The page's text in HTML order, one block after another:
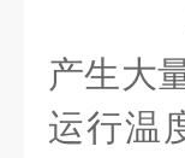
3.
产生大
运行温